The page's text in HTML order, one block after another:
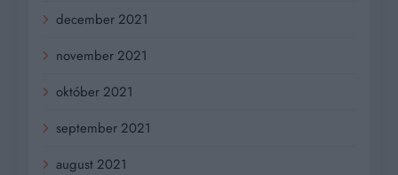
december 2021
november 2021
október 2021
september 2021
august 2021